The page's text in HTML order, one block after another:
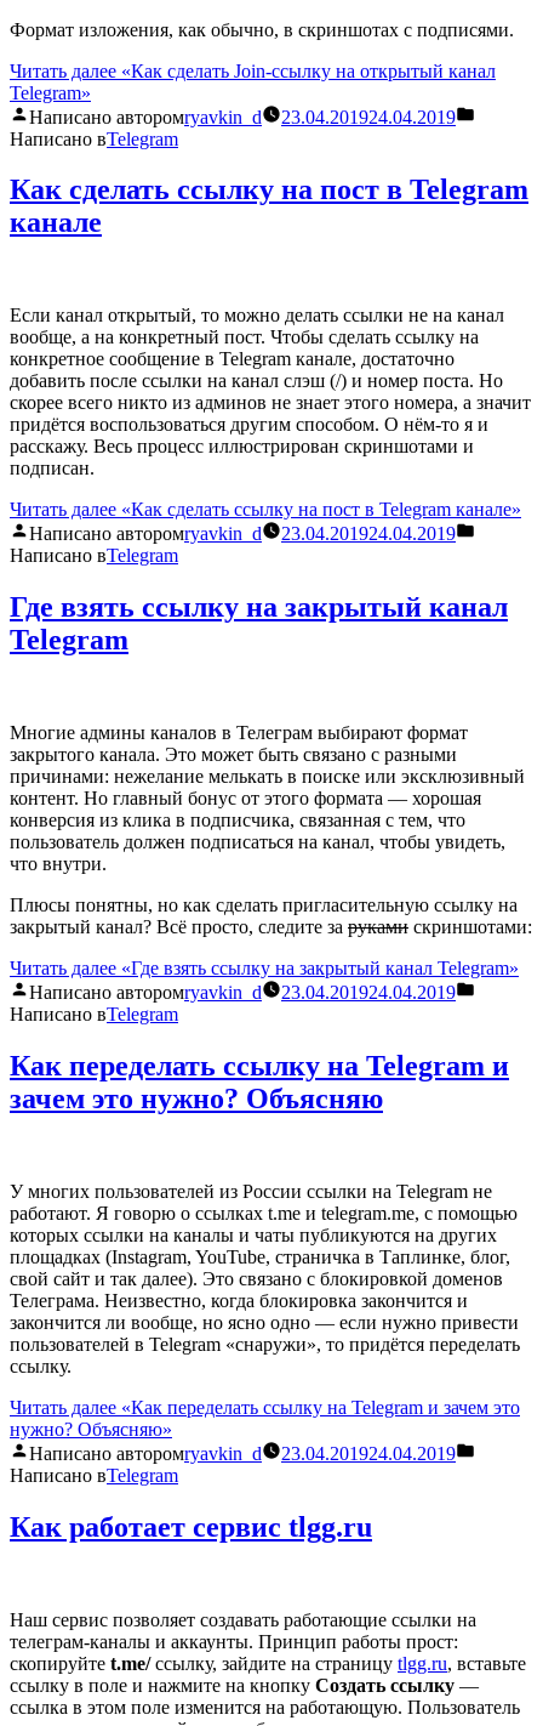
Формат изложения, как обычно, в скриншотах с подписями.
Читать далее «Как сделать Join-ссылку на открытый канал
Telegram»
Написано авторомryavkin_d 23.04.201924.04.2019
Написано вTelegram
Как сделать ссылку на пост в Telegram
канале
Если канал открытый, то можно делать ссылки не на канал
вообще, а на конкретный пост. Чтобы сделать ссылку на
конкретное сообщение в Telegram канале, достаточно
добавить после ссылки на канал слэш (/) и номер поста. Но
скорее всего никто из админов не знает этого номера, а значит
придётся воспользоваться другим способом. О нём-то я и
расскажу. Весь процесс иллюстрирован скриншотами и
подписан.
Читать далее «Как сделать ссылку на пост в Telegram канале»
Написано авторомryavkin_d 23.04.201924.04.2019
Написано вTelegram
Где взять ссылку на закрытый канал
Telegram
Многие админы каналов в Телеграм выбирают формат
закрытого канала. Это может быть связано с разными
причинами: нежелание мелькать в поиске или эксклюзивный
контент. Но главный бонус от этого формата — хорошая
конверсия из клика в подписчика, связанная с тем, что
пользователь должен подписаться на канал, чтобы увидеть,
что внутри.
Плюсы понятны, но как сделать пригласительную ссылку на
закрытый канал? Всё просто, следите за руками скриншотами:
Читать далее «Где взять ссылку на закрытый канал Telegram»
Написано авторомryavkin_d 23.04.201924.04.2019
Написано вTelegram
Как переделать ссылку на Telegram и
зачем это нужно? Объясняю
У многих пользователей из России ссылки на Telegram не
работают. Я говорю о ссылках t.me и telegram.me, с помощью
которых ссылки на каналы и чаты публикуются на других
площадках (Instagram, YouTube, страничка в Таплинке, блог,
свой сайт и так далее). Это связано с блокировкой доменов
Телеграма. Неизвестно, когда блокировка закончится и
закончится ли вообще, но ясно одно — если нужно привести
пользователей в Telegram «снаружи», то придётся переделать
ссылку.
Читать далее «Как переделать ссылку на Telegram и зачем это
нужно? Объясняю»
Написано авторомryavkin_d 23.04.201924.04.2019
Написано вTelegram
Как работает сервис tlgg.ru
Наш сервис позволяет создавать работающие ссылки на
телеграм-каналы и аккаунты. Принцип работы прост:
скопируйте t.me/ссылку, зайдите на страницу tlgg.ru, вставьте
ссылку в поле и нажмите на кнопку Создать ссылку —
ссылка в этом поле изменится на работающую. Пользователь